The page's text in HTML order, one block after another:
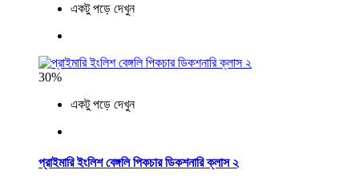
একটু পড়ে দেখুন
30%
একটু পড়ে দেখুন
প্রাইমারি ইংলিশ বেঙ্গলি পিকচার ডিকশনারি ক্লাস ২